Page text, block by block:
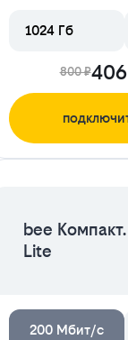
1024 Гб
800 ₽
bee Компакт.
Lite
200 Мбит/с